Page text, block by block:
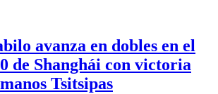
avanza en dobles en el
de Shanghái con victoria
Tsitsipas